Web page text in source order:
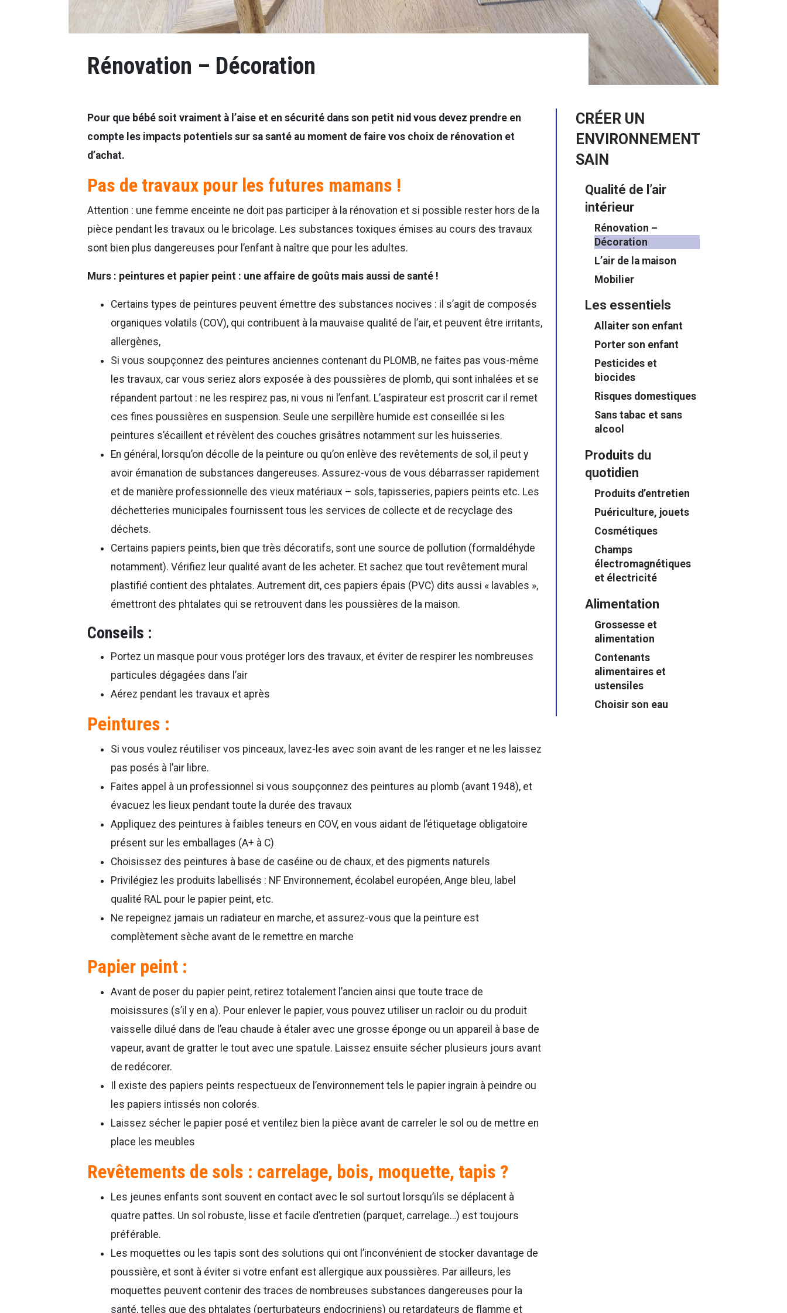
Rénovation – Décoration
Pour que bébé soit vraiment à l’aise et en sécurité dans son petit nid vous devez prendre en
compte les impacts potentiels sur sa santé au moment de faire vos choix de rénovation et
d’achat.
Pas de travaux pour les futures mamans !
Attention : une femme enceinte ne doit pas participer à la rénovation et si possible rester hors de la
pièce pendant les travaux ou le bricolage. Les substances toxiques émises au cours des travaux
sont bien plus dangereuses pour l’enfant à naître que pour les adultes.
Murs : peintures et papier peint : une affaire de goûts mais aussi de santé !
Certains types de peintures peuvent émettre des substances nocives : il s’agit de composés
organiques volatils (COV), qui contribuent à la mauvaise qualité de l’air, et peuvent être irritants,
allergènes,
Si vous soupçonnez des peintures anciennes contenant du PLOMB, ne faites pas vous-même
les travaux, car vous seriez alors exposée à des poussières de plomb, qui sont inhalées et se
répandent partout : ne les respirez pas, ni vous ni l’enfant. L’aspirateur est proscrit car il remet
ces fines poussières en suspension. Seule une serpillère humide est conseillée si les
peintures s’écaillent et révèlent des couches grisâtres notamment sur les huisseries.
En général, lorsqu’on décolle de la peinture ou qu’on enlève des revêtements de sol, il peut y
avoir émanation de substances dangereuses. Assurez-vous de vous débarrasser rapidement
et de manière professionnelle des vieux matériaux – sols, tapisseries, papiers peints etc. Les
déchetteries municipales fournissent tous les services de collecte et de recyclage des
déchets.
Certains papiers peints, bien que très décoratifs, sont une source de pollution (formaldéhyde
notamment). Vérifiez leur qualité avant de les acheter. Et sachez que tout revêtement mural
plastifié contient des phtalates. Autrement dit, ces papiers épais (PVC) dits aussi « lavables »,
émettront des phtalates qui se retrouvent dans les poussières de la maison.
Conseils :
Portez un masque pour vous protéger lors des travaux, et éviter de respirer les nombreuses
particules dégagées dans l’air
Aérez pendant les travaux et après
Peintures :
Si vous voulez réutiliser vos pinceaux, lavez-les avec soin avant de les ranger et ne les laissez
pas posés à l’air libre.
Faites appel à un professionnel si vous soupçonnez des peintures au plomb (avant 1948), et
évacuez les lieux pendant toute la durée des travaux
Appliquez des peintures à faibles teneurs en COV, en vous aidant de l’étiquetage obligatoire
présent sur les emballages (A+ à C)
Choisissez des peintures à base de caséine ou de chaux, et des pigments naturels
Privilégiez les produits labellisés : NF Environnement, écolabel européen, Ange bleu, label
qualité RAL pour le papier peint, etc.
Ne repeignez jamais un radiateur en marche, et assurez-vous que la peinture est
complètement sèche avant de le remettre en marche
Papier peint :
Avant de poser du papier peint, retirez totalement l’ancien ainsi que toute trace de
moisissures (s’il y en a). Pour enlever le papier, vous pouvez utiliser un racloir ou du produit
vaisselle dilué dans de l’eau chaude à étaler avec une grosse éponge ou un appareil à base de
vapeur, avant de gratter le tout avec une spatule. Laissez ensuite sécher plusieurs jours avant
de redécorer.
Il existe des papiers peints respectueux de l’environnement tels le papier ingrain à peindre ou
les papiers intissés non colorés.
Laissez sécher le papier posé et ventilez bien la pièce avant de carreler le sol ou de mettre en
place les meubles
Revêtements de sols : carrelage, bois, moquette, tapis ?
Les jeunes enfants sont souvent en contact avec le sol surtout lorsqu’ils se déplacent à
quatre pattes. Un sol robuste, lisse et facile d’entretien (parquet, carrelage…) est toujours
préférable.
Les moquettes ou les tapis sont des solutions qui ont l’inconvénient de stocker davantage de
poussière, et sont à éviter si votre enfant est allergique aux poussières. Par ailleurs, les
moquettes peuvent contenir des traces de nombreuses substances dangereuses pour la
santé, telles que des phtalates (perturbateurs endocriniens) ou retardateurs de flamme et
CRÉER UN
ENVIRONNEMENT
SAIN
Qualité de l’air
intérieur
Rénovation –
Décoration
L’air de la maison
Mobilier
Les essentiels
Allaiter son enfant
Porter son enfant
Pesticides et
biocides
Risques domestiques
Sans tabac et sans
alcool
Produits du
quotidien
Produits d’entretien
Puériculture, jouets
Cosmétiques
Champs
électromagnétiques
et électricité
Alimentation
Grossesse et
alimentation
Contenants
alimentaires et
ustensiles
Choisir son eau